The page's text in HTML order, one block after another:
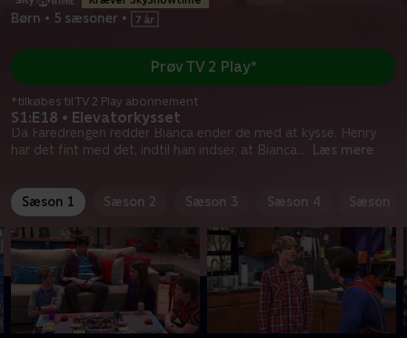
Børn • 5 sæsoner •
S1:E18 • Elevatorkysset
Da Faredrengen redder Bianca ender de med at kysse. Henry
har det fint med det, indtil han indser, at Bianca
Læs mere
Prøv TV 2 Play*
*tilkøbes til TV 2 Play abonnement
Sæson 1 Sæson 2 Sæson 3 Sæson 4 Sæson 5